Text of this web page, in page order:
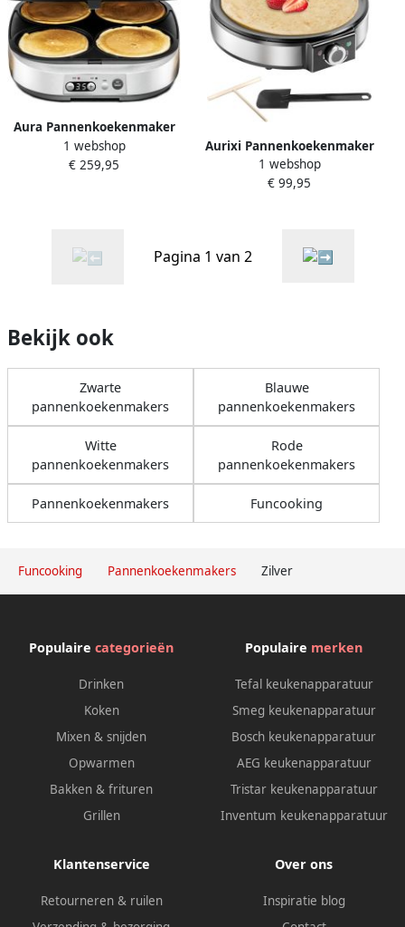
Funcooking Pannenkoekenmakers Zilver
Aura Pannenkoekenmaker
Pancake maker Pannenkoek
Zilver 32cm x 37cm x 13cm
1 webshop
€ 259,95
Aurixi Pannenkoekenmaker
Pancake maker Pannenkoek
Zilver ‎33cm x 37cm x 11cm
1 webshop
€ 99,95
Pagina 1 van 2
Bekijk ook
Zwarte
pannenkoekenmakers
Blauwe
pannenkoekenmakers
Witte
pannenkoekenmakers
Rode
pannenkoekenmakers
Pannenkoekenmakers Funcooking
Populaire categorieën
Drinken
Koken
Mixen & snijden
Opwarmen
Bakken & frituren
Grillen
Populaire merken
Tefal keukenapparatuur
Smeg keukenapparatuur
Bosch keukenapparatuur
AEG keukenapparatuur
Tristar keukenapparatuur
Inventum keukenapparatuur
Klantenservice
Retourneren & ruilen
Over ons
Inspiratie blog